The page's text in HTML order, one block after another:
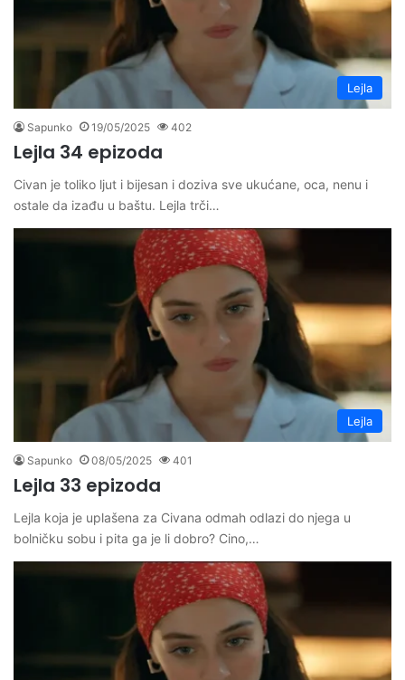
Lejla
Sapunko 19/05/2025 402
Lejla 34 epizoda
Civan je toliko ljut i bijesan i doziva sve ukućane, oca, nenu i
ostale da izađu u baštu. Lejla trči…
Lejla
Sapunko 08/05/2025 401
Lejla 33 epizoda
Lejla koja je uplašena za Civana odmah odlazi do njega u
bolničku sobu i pita ga je li dobro? Cino,…